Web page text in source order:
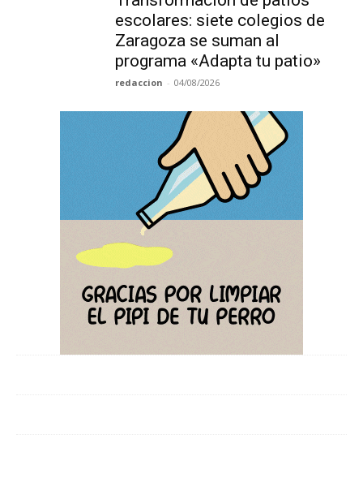
escolares: siete colegios de
Zaragoza se suman al
programa «Adapta tu patio»
redaccion - 04/08/2026